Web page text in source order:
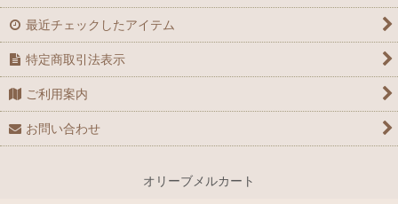
最近チェックしたアイテム
特定商取引法表示
ご利用案内
お問い合わせ
オリーブメルカート